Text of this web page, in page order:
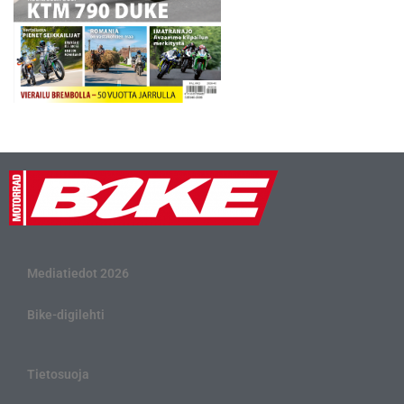
Mediatiedot 2026
Bike-digilehti
Tietosuoja